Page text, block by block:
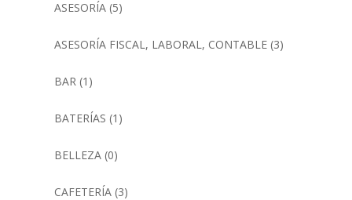
ASESORÍA(5)
ASESORÍA FISCAL, LABORAL, CONTABLE(3)
BAR(1)
BATERÍAS (1)
BELLEZA(0)
CAFETERÍA(3)